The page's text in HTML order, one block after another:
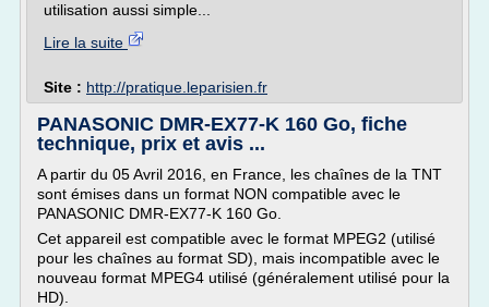
utilisation aussi simple...
Lire la suite
Site : http://pratique.leparisien.fr
PANASONIC DMR-EX77-K 160 Go, fiche
technique, prix et avis ...
A partir du 05 Avril 2016, en France, les chaînes de la TNT
sont émises dans un format NON compatible avec le
PANASONIC DMR-EX77-K 160 Go.
Cet appareil est compatible avec le format MPEG2 (utilisé
pour les chaînes au format SD), mais incompatible avec le
nouveau format MPEG4 utilisé (généralement utilisé pour la
HD).